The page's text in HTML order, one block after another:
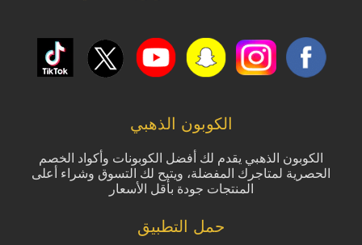
الكوبون الذهبي
الكوبون الذهبي يقدم لك أفضل الكوبونات وأكواد الخصم
الحصرية لمتاجرك المفضلة، ويتيح لك التسوق وشراء أعلى
المنتجات جودة بأقل الأسعار
حمل التطبيق